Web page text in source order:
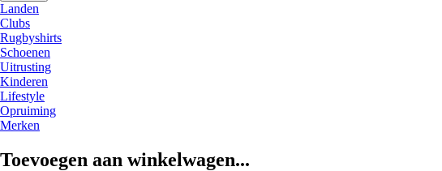
Landen
Clubs
Rugbyshirts
Schoenen
Uitrusting
Kinderen
Lifestyle
Opruiming
Merken
Toevoegen aan winkelwagen...